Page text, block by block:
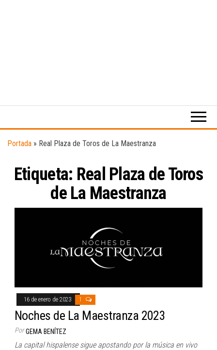
digital
el
música.
Portada » Real Plaza de Toros de La Maestranza
Etiqueta: Real Plaza de Toros
de La Maestranza
16 de enero de 2023 1
Noches de La Maestranza 2023
Por GEMA BENÍTEZ
La capital hispalense sigue apostando por la música en vivo